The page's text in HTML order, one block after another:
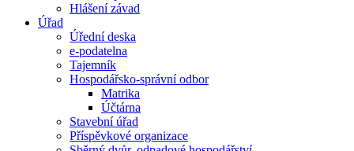
Hlášení závad
Úřad
Úřední deska
e-podatelna
Tajemník
Hospodářsko-správní odbor
Matrika
Účtárna
Stavební úřad
Příspěvkové organizace